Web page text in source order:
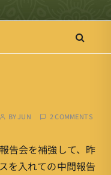
BYJUN 2 COMMENTS
告会を補強して、昨
を入れての中間報告